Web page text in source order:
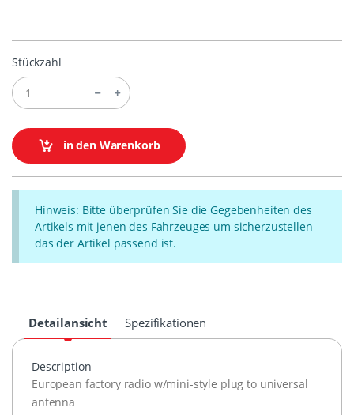
Stückzahl
in den Warenkorb
Hinweis: Bitte überprüfen Sie die Gegebenheiten des
Artikels mit jenen des Fahrzeuges um sicherzustellen
das der Artikel passend ist.
Detailansicht Spezifikationen
Description
European factory radio w/mini-style plug to universal
antenna